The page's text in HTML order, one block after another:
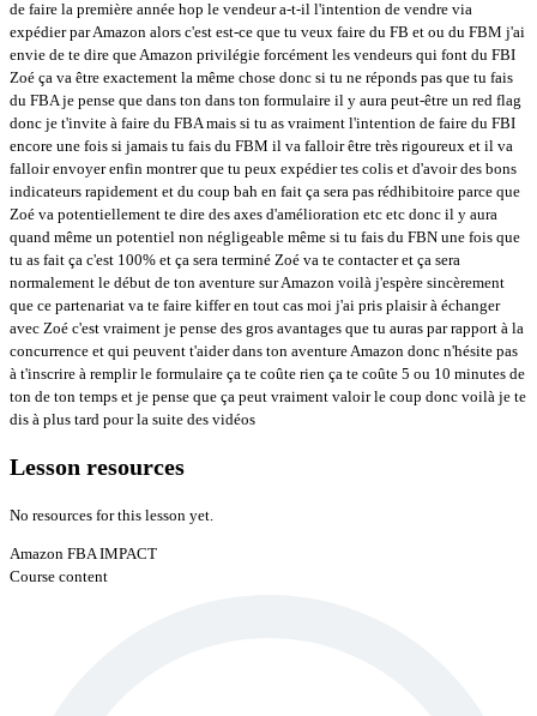
Lesson resources
No resources for this lesson yet.
Amazon FBA IMPACT
Course content